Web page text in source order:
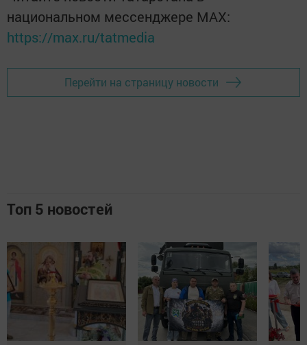
национальном мессенджере MАХ:
https://max.ru/tatmedia
Перейти на страницу новости
Топ 5 новостей